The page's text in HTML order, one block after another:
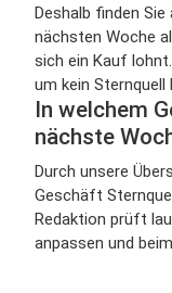
Deshalb finden
nächsten Woche
sich ein Kauf
um kein Sternquell
In welchem
nächste
Durch unsere
Geschäft
Redaktion prüft
anpassen und